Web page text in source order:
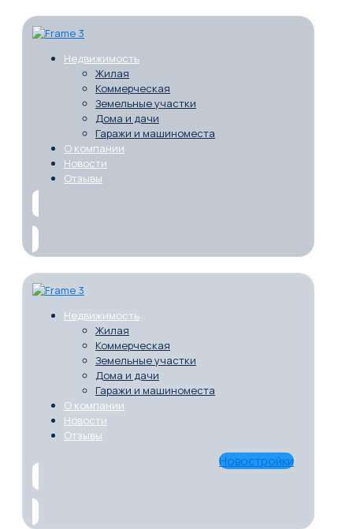
Недвижимость
Жилая
Коммерческая
Земельные участки
Дома и дачи
Гаражи и машиноместа
О компании
Новости
Отзывы
Недвижимость
Жилая
Коммерческая
Земельные участки
Дома и дачи
Гаражи и машиноместа
О компании
Новости
Отзывы
Новостройки